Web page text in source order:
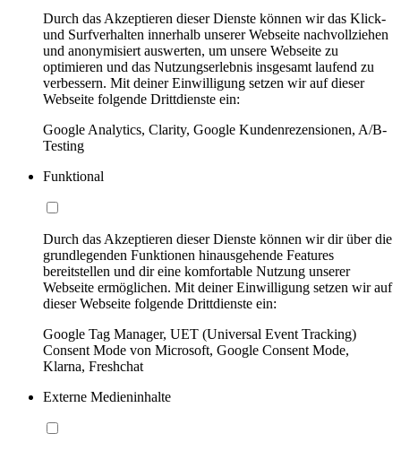
Durch das Akzeptieren dieser Dienste können wir das Klick-
und Surfverhalten innerhalb unserer Webseite nachvollziehen
und anonymisiert auswerten, um unsere Webseite zu
optimieren und das Nutzungserlebnis insgesamt laufend zu
verbessern. Mit deiner Einwilligung setzen wir auf dieser
Webseite folgende Drittdienste ein:
Google Analytics, Clarity, Google Kundenrezensionen, A/B-
Testing
Funktional
Durch das Akzeptieren dieser Dienste können wir dir über die
grundlegenden Funktionen hinausgehende Features
bereitstellen und dir eine komfortable Nutzung unserer
Webseite ermöglichen. Mit deiner Einwilligung setzen wir auf
dieser Webseite folgende Drittdienste ein:
Google Tag Manager, UET (Universal Event Tracking)
Consent Mode von Microsoft, Google Consent Mode,
Klarna, Freshchat
Externe Medieninhalte